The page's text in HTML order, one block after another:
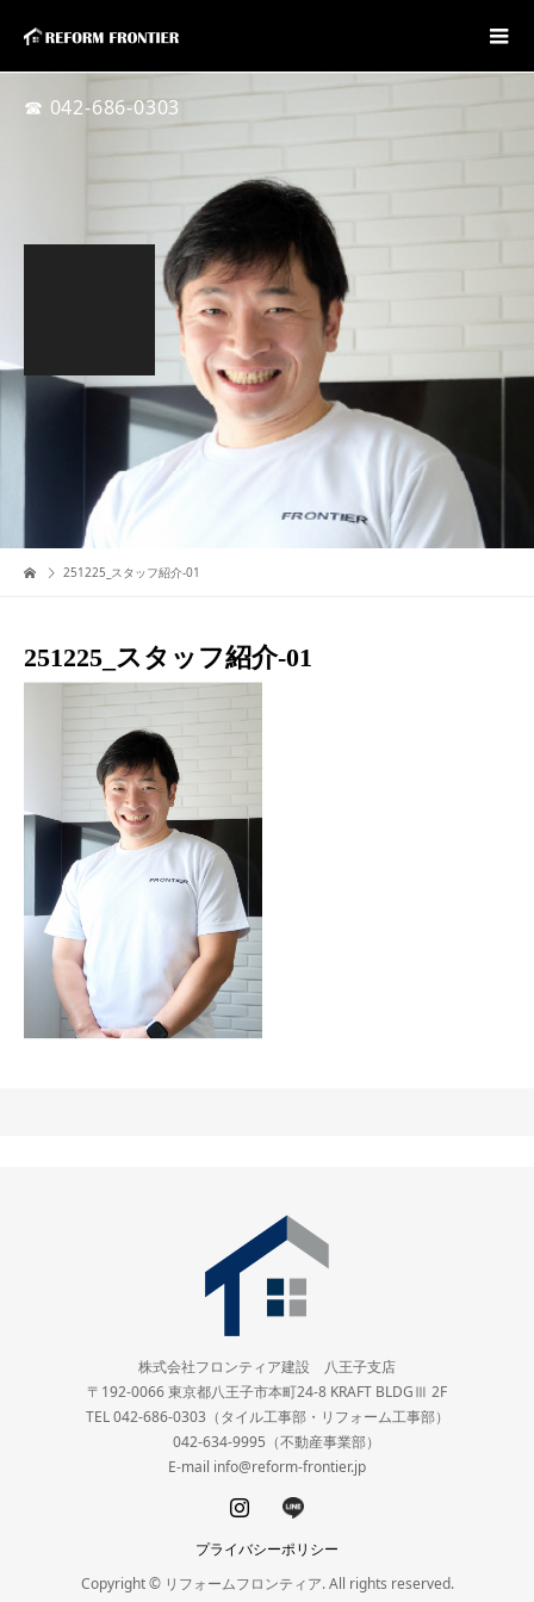
☎ 042-686-0303
251225_スタッフ紹介-01
251225_スタッフ紹介-01
株式会社フロンティア建設 八王子支店
〒192-0066 東京都八王子市本町24-8 KRAFT BLDGⅢ 2F
TEL 042-686-0303（タイル工事部・リフォーム工事部）
042-634-9995（不動産事業部）
E-mail info@reform-frontier.jp
プライバシーポリシー
Copyright © リフォームフロンティア. All rights reserved.